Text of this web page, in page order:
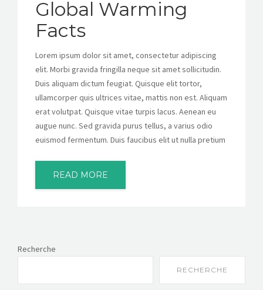
Global Warming
Facts
Lorem ipsum dolor sit amet, consectetur adipiscing
elit. Morbi gravida fringilla neque sit amet sollicitudin.
Duis aliquam dictum feugiat. Quisque elit tortor,
ullamcorper quis ultrices vitae, mattis non est. Aliquam
erat volutpat. Quisque vitae turpis lacus. Aenean eu
augue nunc. Sed gravida purus tellus, a varius odio
euismod fermentum. Duis faucibus elit ut nulla pretium
READ MORE
Recherche
RECHERCHE